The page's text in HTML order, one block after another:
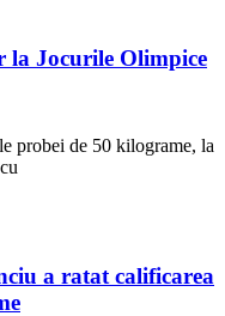
la Jocurile Olimpice
probei de 50 kilograme, la
a ratat calificarea